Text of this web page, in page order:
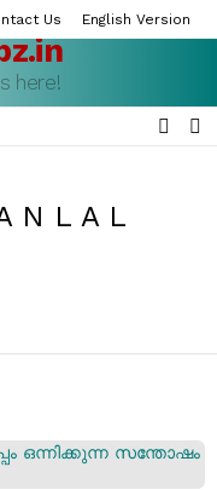
Us English Version
here!